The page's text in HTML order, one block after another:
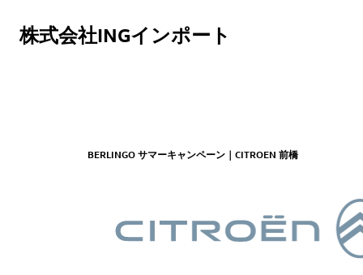
株式会社INGインポート
BERLINGO サマーキャンペーン｜CITROEN 前橋